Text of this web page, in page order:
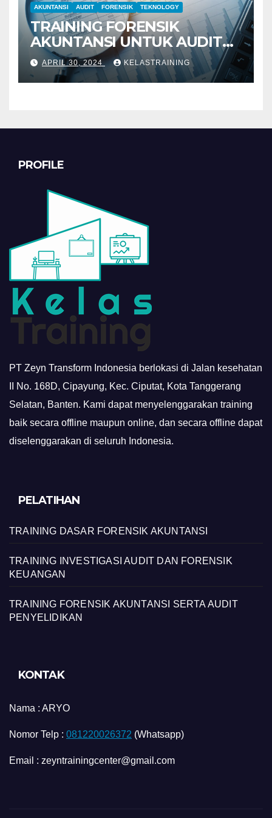
AKUNTANSI AUDIT FORENSIK TEKNOLOGY
TRAINING FORENSIK
AKUNTANSI UNTUK AUDIT
INVESTIGATIF
APRIL 30, 2024 KELASTRAINING
PROFILE
PT Zeyn Transform Indonesia berlokasi di Jalan kesehatan
II No. 168D, Cipayung, Kec. Ciputat, Kota Tanggerang
Selatan, Banten. Kami dapat menyelenggarakan training
baik secara offline maupun online, dan secara offline dapat
diselenggarakan di seluruh Indonesia.
PELATIHAN
TRAINING DASAR FORENSIK AKUNTANSI
TRAINING INVESTIGASI AUDIT DAN FORENSIK
KEUANGAN
TRAINING FORENSIK AKUNTANSI SERTA AUDIT
PENYELIDIKAN
KONTAK
Nama : ARYO
Nomor Telp : 081220026372 (Whatsapp)
Email : zeyntrainingcenter@gmail.com